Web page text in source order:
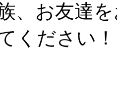
、お友達
ください！